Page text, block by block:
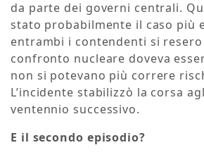
da parte dei governi centrali.
stato probabilmente il caso più
entrambi i contendenti si
confronto nucleare doveva
non si potevano più correre
L’incidente stabilizzò la corsa
ventennio successivo.
E il secondo episodio?